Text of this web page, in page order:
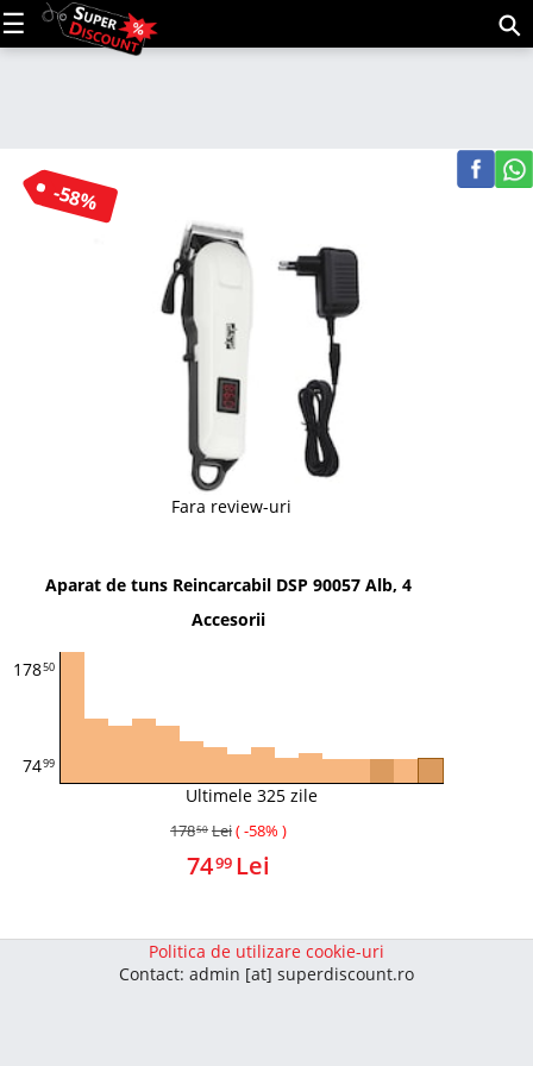
-58%
Fara review-uri
Aparat de tuns Reincarcabil DSP 90057 Alb, 4
Accesorii
17850
7499
Ultimele 325 zile
17850 Lei( -58% )
7499 Lei
Politica de utilizare cookie-uri
Contact: admin [at] superdiscount.ro